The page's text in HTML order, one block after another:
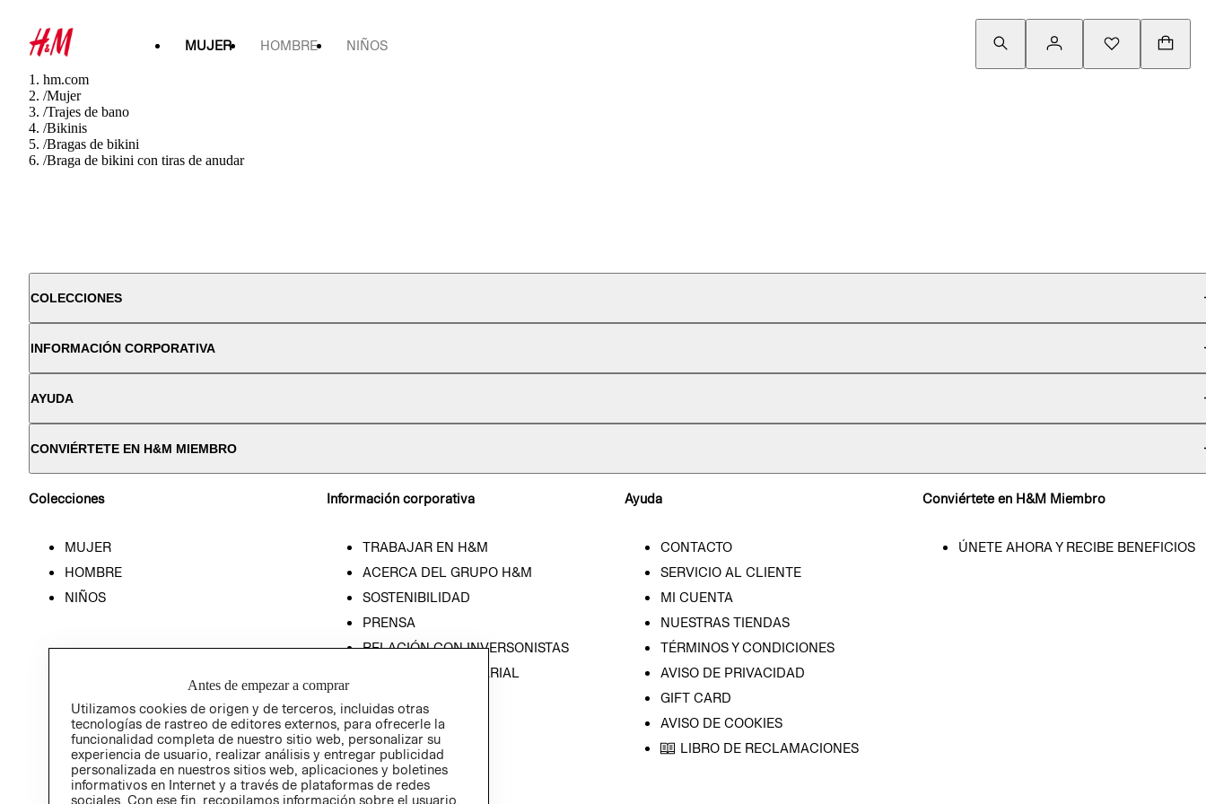
MUJER HOMBRE NIÑOS
hm.com
/Mujer
/Trajes de bano
/Bikinis
/Bragas de bikini
/Braga de bikini con tiras de anudar
COLECCIONES
INFORMACIÓN CORPORATIVA
AYUDA
CONVIÉRTETE EN H&M MIEMBRO
Colecciones
MUJER
HOMBRE
NIÑOS
Información corporativa
TRABAJAR EN H&M
ACERCA DEL GRUPO H&M
SOSTENIBILIDAD
PRENSA
RELACIÓN CON INVERSONISTAS
POLÍTICA EMPRESARIAL
Ayuda
CONTACTO
SERVICIO AL CLIENTE
MI CUENTA
NUESTRAS TIENDAS
TÉRMINOS Y CONDICIONES
AVISO DE PRIVACIDAD
GIFT CARD
AVISO DE COOKIES
LIBRO DE RECLAMACIONES
Conviértete en H&M Miembro
ÚNETE AHORA Y RECIBE BENEFICIOS
Antes de empezar a comprar
Utilizamos cookies de origen y de terceros, incluidas otras
tecnologías de rastreo de editores externos, para ofrecerle la
funcionalidad completa de nuestro sitio web, personalizar su
experiencia de usuario, realizar análisis y entregar publicidad
personalizada en nuestros sitios web, aplicaciones y boletines
informativos en Internet y a través de plataformas de redes
sociales. Con ese fin, recopilamos información sobre el usuario,